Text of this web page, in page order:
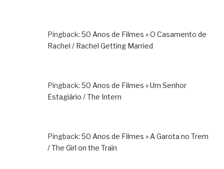
Pingback: 50 Anos de Filmes » O Casamento de
Rachel / Rachel Getting Married
Pingback: 50 Anos de Filmes » Um Senhor
Estagiário / The Intern
Pingback: 50 Anos de Filmes » A Garota no Trem
/ The Girl on the Train